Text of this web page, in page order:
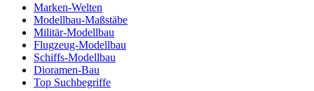
Marken-Welten
Modellbau-Maßstäbe
Militär-Modellbau
Flugzeug-Modellbau
Schiffs-Modellbau
Dioramen-Bau
Top Suchbegriffe